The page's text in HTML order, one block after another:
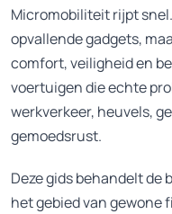
Micromobiliteit rijpt
opvallende gadgets,
comfort, veiligheid en
voertuigen die echte
werkverkeer, heuvels,
gemoedsrust.
Deze gids behandelt de
het gebied van gewone